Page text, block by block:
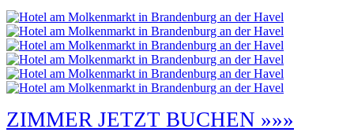
ZIMMER JETZT BUCHEN »»»